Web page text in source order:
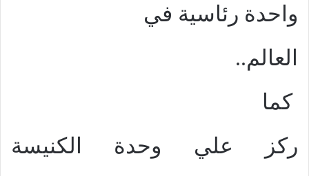
واحدة رئاسية في
العالم..
كما
ركز علي وحدة الكنيسة